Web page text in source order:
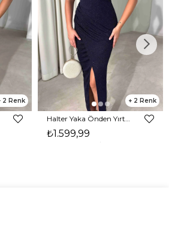
2 2
Halter Yaka Önden Yırtmaçlı Midi Boy Lacivert Hasre Kadın Elbise 26Y502
₺1.599,99